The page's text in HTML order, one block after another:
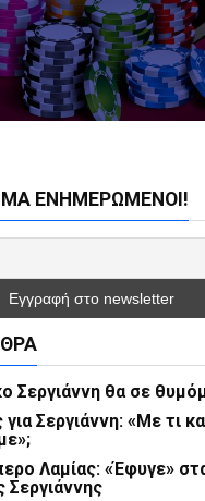
ΕΝΗΜΕΡΏΜΕΝΟΙ!
Σεργιάννη θα σε
Σεργιάννη: «Με τι
Λαμίας: «Έφυγε»
Σεργιάννης